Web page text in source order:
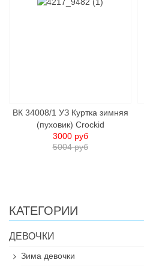
ВК 34008/1 УЗ Куртка зимняя
(пуховик) Crockid
5004 руб
3000 руб
КАТЕГОРИИ
ДЕВОЧКИ
Зима девочки